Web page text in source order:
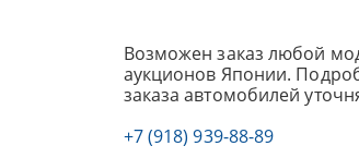
Возможен заказ любой
аукционов Японии.
заказа автомобилей
+7 (918) 939-88-89